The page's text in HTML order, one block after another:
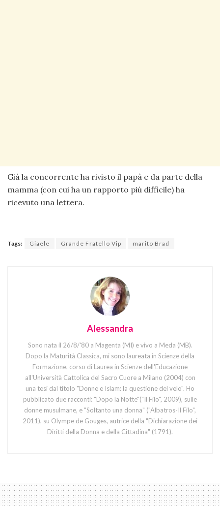
Già la concorrente ha rivisto il papà e da parte della
mamma (con cui ha un rapporto più difficile) ha
ricevuto una lettera.
Tags: Giaele Grande Fratello Vip marito Brad
Alessandra
Sono nata il 26/8/'80 a Magenta (MI) e vivo a Meda (MB).
Dopo la Maturità Classica, mi sono laureata in Scienze della
Formazione, corso di Laurea in Scienze dell'Educazione
all'Università Cattolica del Sacro Cuore a Milano (2004) con
una tesi dal titolo "Donne e Islam: la questione del velo". Ho
pubblicato due racconti: "Dopo la Notte"("Il Filo", 2009), sulle
donne musulmane, e "Soltanto una donna" ("Albatros-Il Filo",
2011), su Olympe de Gouges, autrice della "Dichiarazione dei
Diritti della Donna e della Cittadina" (1791).